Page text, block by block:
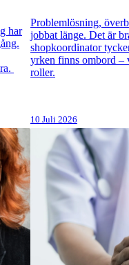
har
Problemlösning,
jobbat länge. Det är
shopkoordinator
yrken finns ombord –
roller.
10 Juli 2026